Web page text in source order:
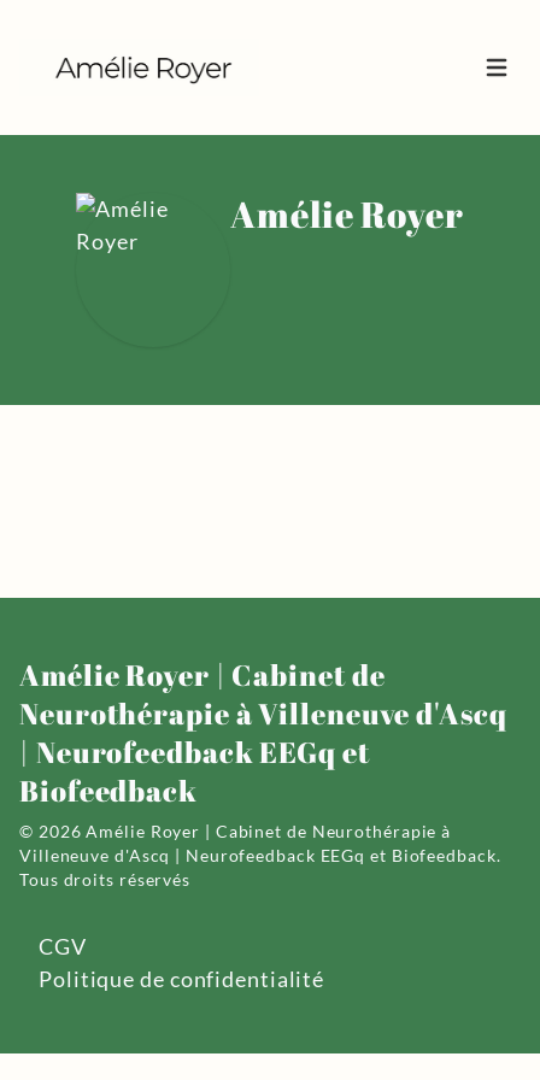
Amélie Royer
Amélie Royer | Cabinet de
Neurothérapie à Villeneuve d'Ascq
| Neurofeedback EEGq et
Biofeedback
© 2026 Amélie Royer | Cabinet de Neurothérapie à
Villeneuve d'Ascq | Neurofeedback EEGq et Biofeedback.
Tous droits réservés
CGV
Politique de confidentialité